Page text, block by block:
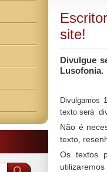
site!
Divulgue
Lusofonia.
Divulgamos
texto será
Não é
texto,
Os textos
utilizaremos